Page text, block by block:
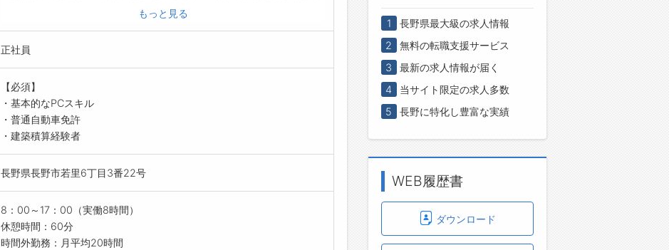
・総合建設業（ゼネコン）でありながら、公共建物などの建築部門以外
もっと見る
正社員
【必須】
・基本的なPCスキル
・普通自動車免許
・建築積算経験者
長野県長野市若里6丁目3番22号
8：00～17：00（実働8時間）
休憩時間：60分
時間外勤務：月平均20時間
1
長野県最大級の求人情報
2
無料の転職支援サービス
3
最新の求人情報が届く
4
当サイト限定の求人多数
5
長野に特化し豊富な実績
WEB履歴書
ダウンロード